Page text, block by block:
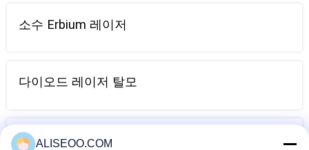
소수 Erbium 레이저
다이오드 레이저 탈모
Lipo 레이저 체중 감량
ALISEOO.COM